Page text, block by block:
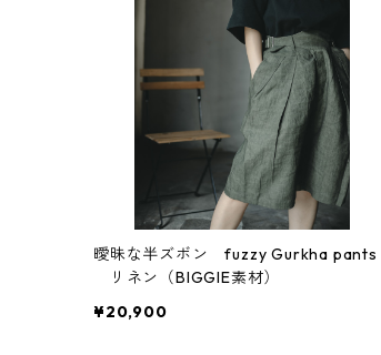
曖昧な半ズボン fuzzy Gurkha pants
リネン（BIGGIE素材）
¥20,900